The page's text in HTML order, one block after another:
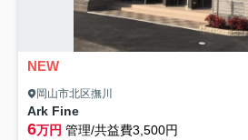
NEW
岡山市北区撫川
Ark Fine
6万円 管理/共益費3,500円